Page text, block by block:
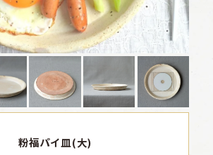
粉福パイ皿(大)